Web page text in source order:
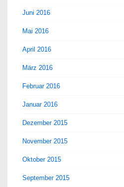
Juni 2016
Mai 2016
April 2016
März 2016
Februar 2016
Januar 2016
Dezember 2015
November 2015
Oktober 2015
September 2015